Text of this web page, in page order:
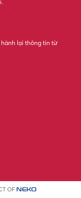
hành lại thông tin từ
OF NEKO